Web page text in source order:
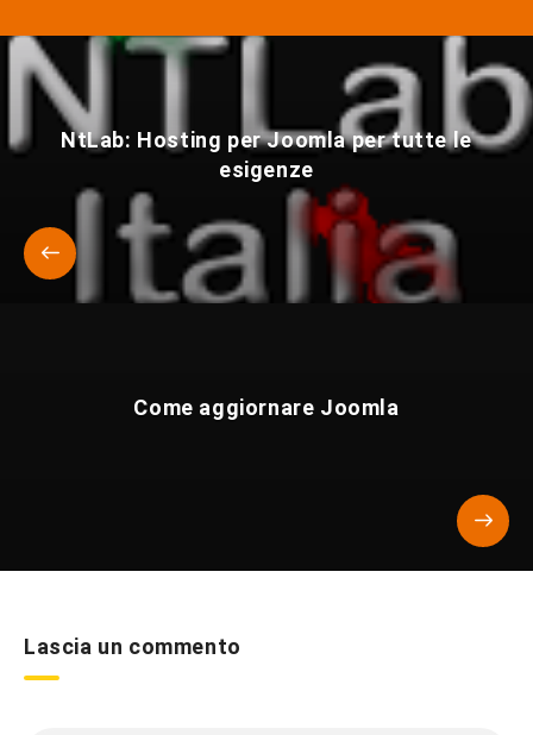
NtLab: Hosting per Joomla per tutte le
esigenze
Come aggiornare Joomla
Lascia un commento